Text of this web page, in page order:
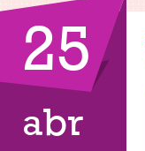
25
abr